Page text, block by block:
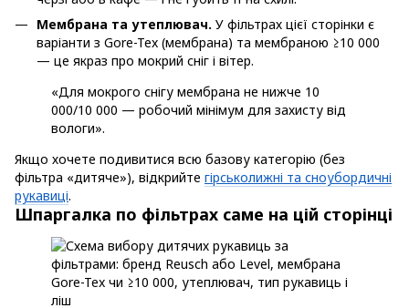
Мембрана та утеплювач. У фільтрах цієї сторінки є
варіанти з Gore-Tex (мембрана) та мембраною ≥10 000
— це якраз про мокрий сніг і вітер.
«Для мокрого снігу мембрана не нижче 10
000/10 000 — робочий мінімум для захисту від
вологи».
Якщо хочете подивитися всю базову категорію (без
фільтра «дитяче»), відкрийте гірськолижні та сноубордичні
рукавиці.
Шпаргалка по фільтрах саме на цій сторінці